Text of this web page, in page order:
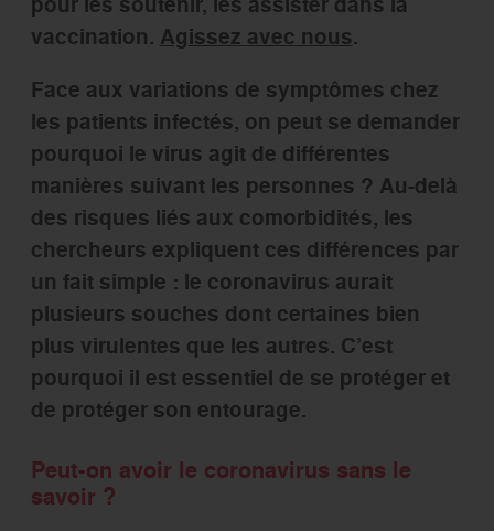
vaccination. Agissez avec nous.
Face aux variations de symptômes chez
les patients infectés, on peut se demander
pourquoi le virus agit de différentes
manières suivant les personnes ? Au-delà
des risques liés aux comorbidités, les
chercheurs expliquent ces différences par
un fait simple : le coronavirus aurait
plusieurs souches dont certaines bien
plus virulentes que les autres. C’est
pourquoi il est essentiel de se protéger et
de protéger son entourage.
Peut-on avoir le coronavirus sans le
savoir ?